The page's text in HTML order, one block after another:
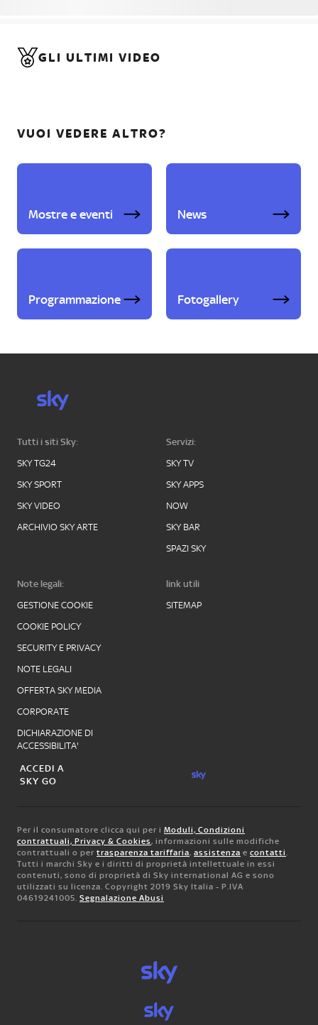
GLI ULTIMI VIDEO
VUOI VEDERE ALTRO?
Mostre e eventi News
Programmazione Fotogallery
Tutti i siti Sky:
SKY TG24
SKY SPORT
SKY VIDEO
ARCHIVIO SKY ARTE
Servizi:
SKY TV
SKY APPS
NOW
SKY BAR
SPAZI SKY
Note legali:
GESTIONE COOKIE
COOKIE POLICY
SECURITY E PRIVACY
NOTE LEGALI
OFFERTA SKY MEDIA
CORPORATE
DICHIARAZIONE DI
ACCESSIBILITA'
link utili
SITEMAP
ACCEDI A
SKY GO
Per il consumatore clicca qui per i Moduli, Condizioni
contrattuali, Privacy & Cookies, informazioni sulle modifiche
contrattuali o per trasparenza tariffaria, assistenza e contatti.
Tutti i marchi Sky e i diritti di proprietà intellettuale in essi
contenuti, sono di proprietà di Sky international AG e sono
utilizzati su licenza. Copyright 2019 Sky Italia - P.IVA
04619241005. Segnalazione Abusi